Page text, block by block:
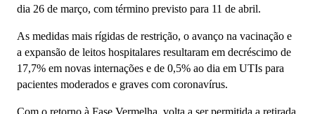
dia 26 de março, com término previsto para 11 de abril.
As medidas mais rígidas de restrição, o avanço na vacinação e
a expansão de leitos hospitalares resultaram em decréscimo de
17,7% em novas internações e de 0,5% ao dia em UTIs para
pacientes moderados e graves com coronavírus.